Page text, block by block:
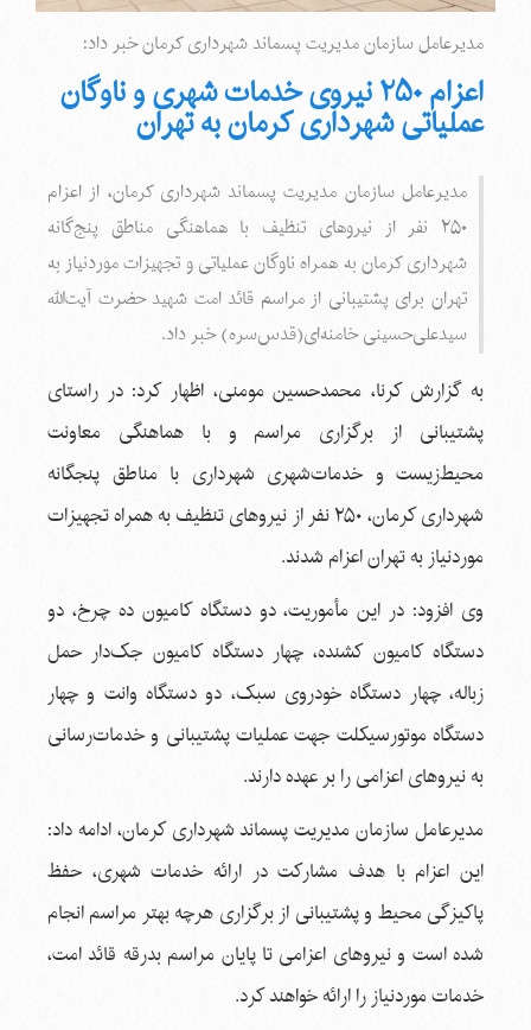
مدیرعامل سازمان مدیریت پسماند شهرداری کرمان خبر داد:
اعزام ۲۵۰ نیروی خدمات شهری و ناوگان
عملیاتی شهرداری کرمان به تهران
مدیرعامل سازمان مدیریت پسماند شهرداری کرمان، از اعزام
۲۵۰ نفر از نیروهای تنظیف با هماهنگی مناطق پنج‌گانه
شهرداری کرمان به همراه ناوگان عملیاتی و تجهیزات موردنیاز به
تهران برای پشتیبانی از مراسم قائد امت شهید حضرت آیت‌الله
سید‌علی‌حسینی خامنه‌ای(قدس‌سره) خبر داد.
به گزارش کرنا، محمدحسین مومنی، اظهار کرد: در راستای
پشتیبانی از برگزاری مراسم و با هماهنگی معاونت
محیط‌زیست و خدمات‌شهری شهرداری با مناطق پنجگانه
شهرداری کرمان، ۲۵۰ نفر از نیروهای تنظیف به همراه تجهیزات
موردنیاز به تهران اعزام شدند.
وی افزود: در این مأموریت، دو دستگاه کامیون ده چرخ، دو
دستگاه کامیون کشنده، چهار دستگاه کامیون جک‌دار حمل
زباله، چهار دستگاه خودروی سبک، دو دستگاه وانت و چهار
دستگاه موتورسیکلت جهت عملیات پشتیبانی و خدمات‌رسانی
به نیروهای اعزامی را بر عهده دارند.
مدیرعامل سازمان مدیریت پسماند شهرداری کرمان، ادامه داد:
این اعزام با هدف مشارکت در ارائه خدمات شهری، حفظ
پاکیزگی محیط و پشتیبانی از برگزاری هرچه بهتر مراسم انجام
شده است و نیروهای اعزامی تا پایان مراسم بدرقه قائد امت،
خدمات موردنیاز را ارائه خواهند کرد.